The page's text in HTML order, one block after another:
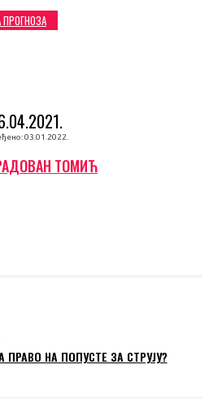
ПРОГНОЗА
03.01.2022.
ТОМИЋ
ПРАВО НА ПОПУСТЕ ЗА СТРУЈУ?